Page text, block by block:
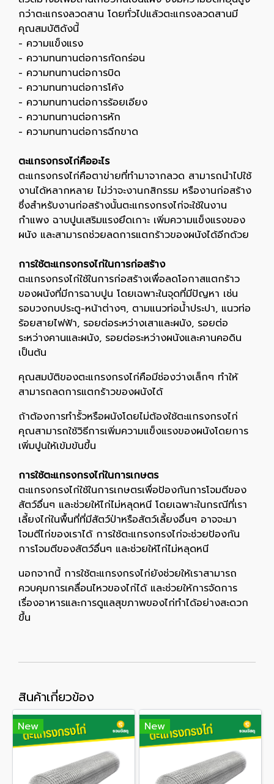
กว่าตะแกรงลวดสาน โดยทั่วไปแล้วตะแกรงลวดสานมี
คุณสมบัติดังนี้
- ความแข็งแรง
- ความทนทานต่อการกัดกร่อน
- ความทนทานต่อการบิด
- ความทนทานต่อการโค้ง
- ความทนทานต่อการร้อยเอียง
- ความทนทานต่อการหัก
- ความทนทานต่อการฉีกขาด
ตะแกรงกรงไก่คืออะไร
ตะแกรงกรงไก่คือตาข่ายที่ทำมาจากลวด สามารถนำไปใช้
งานได้หลากหลาย ไม่ว่าจะงานกสิกรรม หรืองานก่อสร้าง
ซึ่งสำหรับงานก่อสร้างนั้นตะแกรงกรงไก่จะใช้ในงาน
กำแพง ฉาบปูนเสริมแรงยึดเกาะ เพิ่มความแข็งแรงของ
ผนัง และสามารถช่วยลดการแตกร้าวของผนังได้อีกด้วย
การใช้ตะแกรงกรงไก่ในการก่อสร้าง
ตะแกรงกรงไก่ใช้ในการก่อสร้างเพื่อลดโอกาสแตกร้าว
ของผนังที่มีการฉาบปูน โดยเฉพาะในจุดที่มีปัญหา เช่น
รอบวงกบประตู-หน้าต่างๆ, ตามแนวท่อน้ำประปา, แนวท่อ
ร้อยสายไฟฟ้า, รอยต่อระหว่างเสาและผนัง, รอยต่อ
ระหว่างคานและผนัง, รอยต่อระหว่างผนังและคานคอดิน
เป็นต้น
คุณสมบัติของตะแกรงกรงไก่คือมีช่องว่างเล็กๆ ทำให้
สามารถลดการแตกร้าวของผนังได้
ถ้าต้องการทำรั้วหรือผนังโดยไม่ต้องใช้ตะแกรงกรงไก่
คุณสามารถใช้วิธีการเพิ่มความแข็งแรงของผนังโดยการ
เพิ่มปูนให้เข้มข้นขึ้น
การใช้ตะแกรงกรงไก่ในการเกษตร
ตะแกรงกรงไก่ใช้ในการเกษตรเพื่อป้องกันการโจมตีของ
สัตว์อื่นๆ และช่วยให้ไก่ไม่หลุดหนี โดยเฉพาะในกรณีที่เรา
เลี้ยงไก่ในพื้นที่ที่มีสัตว์ป่าหรือสัตว์เลี้ยงอื่นๆ อาจจะมา
โจมตีไก่ของเราได้ การใช้ตะแกรงกรงไก่จะช่วยป้องกัน
การโจมตีของสัตว์อื่นๆ และช่วยให้ไก่ไม่หลุดหนี
นอกจากนี้ การใช้ตะแกรงกรงไก่ยังช่วยให้เราสามารถ
ควบคุมการเคลื่อนไหวของไก่ได้ และช่วยให้การจัดการ
เรื่องอาหารและการดูแลสุขภาพของไก่ทำได้อย่างสะดวก
ขึ้น
สินค้าเกี่ยวข้อง
New New